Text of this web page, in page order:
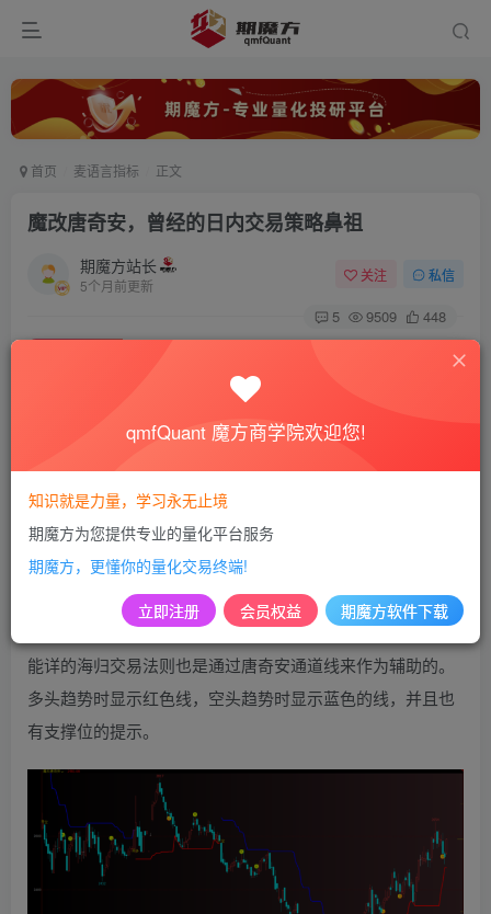
首页 麦语言指标 正文
魔改唐奇安，曾经的日内交易策略鼻祖
期魔方站长
5个月前更新
关注 私信
5 9509 448
魔改唐奇安，曾经的日内交易策略鼻祖
此内容为付费资源，请付费后查看
99
黄金会员免费
已售 1877
唐奇安通道线曾经被称之为日内交易策略的鼻祖，大家耳熟
能详的海归交易法则也是通过唐奇安通道线来作为辅助的。
多头趋势时显示红色线，空头趋势时显示蓝色的线，并且也
有支撑位的提示。
qmfQuant 魔方商学院欢迎您!
知识就是力量，学习永无止境
期魔方为您提供专业的量化平台服务
期魔方，更懂你的量化交易终端!
立即注册 会员权益 期魔方软件下载